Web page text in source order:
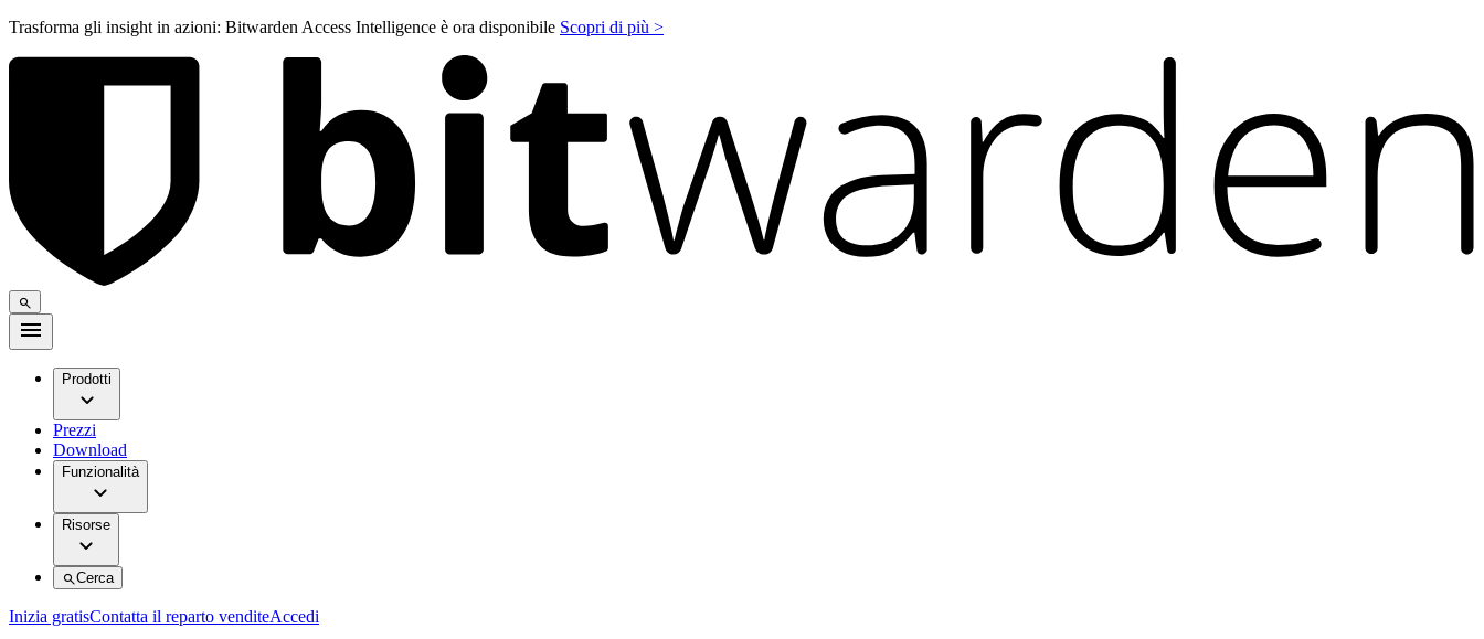
Trasforma gli insight in azioni: Bitwarden Access Intelligence è ora disponibile Scopri di più >
Prodotti
Prezzi
Download
Funzionalità
Risorse
Cerca
Inizia gratisContatta il reparto venditeAccedi